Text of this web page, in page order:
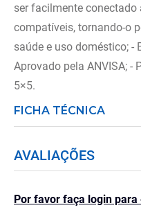
ser facilmente
compatíveis, tornando-o
saúde e uso doméstico; -
Aprovado pela ANVISA; -
5×5.
FICHA TÉCNICA
AVALIAÇÕES
Por favor faça login